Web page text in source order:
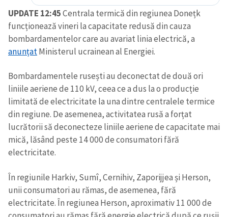
UPDATE 12:45Centrala termică din regiunea Donețk
funcționează vineri la capacitate redusă din cauza
bombardamentelor care au avariat linia electrică, a
anunțatMinisterul ucrainean al Energiei.
Bombardamentele rusești au deconectat de două ori
liniile aeriene de 110 kV, ceea ce a dus la o producție
limitată de electricitate la una dintre centralele termice
din regiune. De asemenea, activitatea rusă a forțat
lucrătorii să deconecteze liniile aeriene de capacitate mai
mică, lăsând peste 14 000 de consumatori fără
electricitate.
În regiunile Harkiv, Sumî, Cernihiv, Zaporijjea și Herson,
unii consumatori au rămas, de asemenea, fără
electricitate. În regiunea Herson, aproximativ 11 000 de